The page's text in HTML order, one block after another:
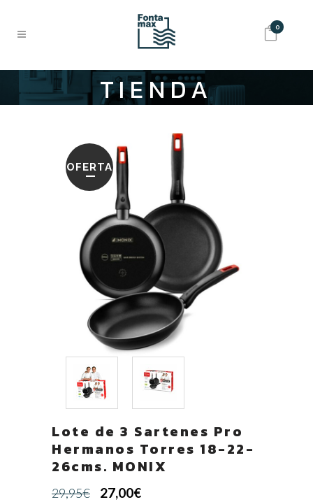
0
TIENDA
OFERTA
Lote de 3 Sartenes Pro
Hermanos Torres 18-22-
26cms. MONIX
29,95€
El
27,00€El